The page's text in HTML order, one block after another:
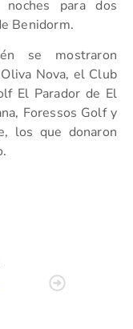
para dos
Benidorm.
se mostraron
Nova, el Club
El Parador de El
Foressos Golf y
los que donaron